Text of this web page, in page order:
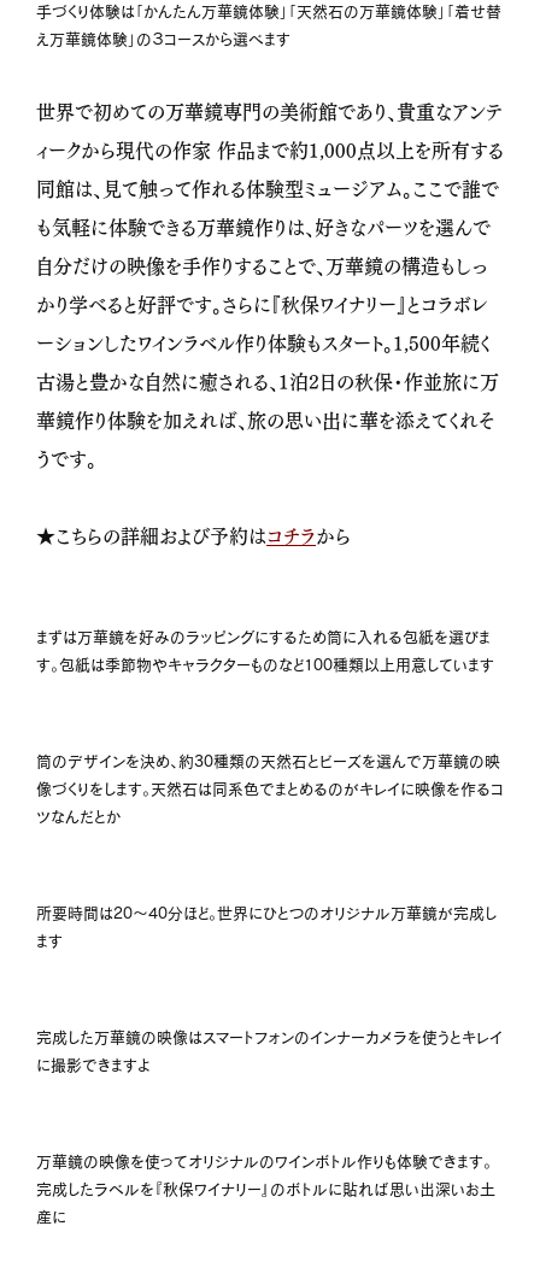
手づくり体験は「かんたん万華鏡体験」「天然石の万華鏡体験」「着せ替
え万華鏡体験」の３コースから選べます
世界で初めての万華鏡専門の美術館であり、貴重なアンテ
ィークから現代の作家 作品まで約1,000点以上を所有する
同館は、見て触って作れる体験型ミュージアム。ここで誰で
も気軽に体験できる万華鏡作りは、好きなパーツを選んで
自分だけの映像を手作りすることで、万華鏡の構造もしっ
かり学べると好評です。さらに『秋保ワイナリー』とコラボレ
ーションしたワインラベル作り体験もスタート。1,500年続く
古湯と豊かな自然に癒される、1泊2日の秋保・作並旅に万
華鏡作り体験を加えれば、旅の思い出に華を添えてくれそ
うです。
★こちらの詳細および予約はコチラから
まずは万華鏡を好みのラッピングにするため筒に入れる包紙を選びま
す。包紙は季節物やキャラクターものなど100種類以上用意しています
筒のデザインを決め、約30種類の天然石とビーズを選んで万華鏡の映
像づくりをします。天然石は同系色でまとめるのがキレイに映像を作るコ
ツなんだとか
所要時間は20～40分ほど。世界にひとつのオリジナル万華鏡が完成し
ます
完成した万華鏡の映像はスマートフォンのインナーカメラを使うとキレイ
に撮影できますよ
万華鏡の映像を使ってオリジナルのワインボトル作りも体験できます。
完成したラベルを『秋保ワイナリー』のボトルに貼れば思い出深いお土
産に